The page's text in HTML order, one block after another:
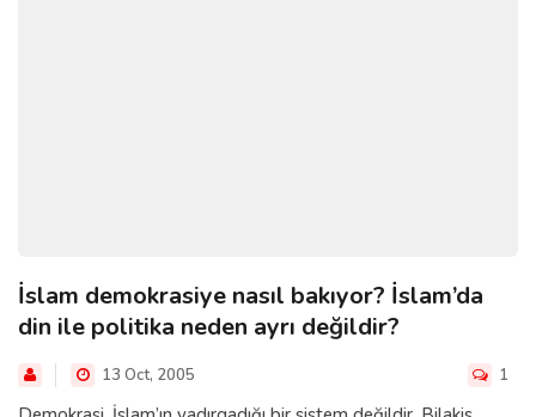
İslam demokrasiye nasıl bakıyor? İslam’da
din ile politika neden ayrı değildir?
13 Oct, 2005 1